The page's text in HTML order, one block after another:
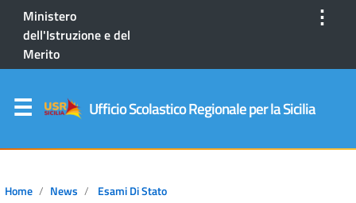
Ministero
dell'Istruzione e del
Merito
⋮
Ufficio Scolastico Regionale per la Sicilia
Home News Esami Di Stato